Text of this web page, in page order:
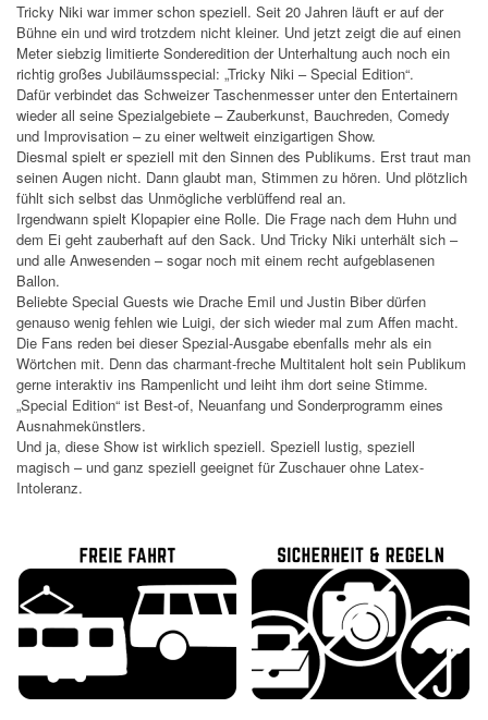
Tricky Niki war immer schon speziell. Seit 20 Jahren läuft er auf der
Bühne ein und wird trotzdem nicht kleiner. Und jetzt zeigt die auf einen
Meter siebzig limitierte Sonderedition der Unterhaltung auch noch ein
richtig großes Jubiläumsspecial: „Tricky Niki – Special Edition“.
Dafür verbindet das Schweizer Taschenmesser unter den Entertainern
wieder all seine Spezialgebiete – Zauberkunst, Bauchreden, Comedy
und Improvisation – zu einer weltweit einzigartigen Show.
Diesmal spielt er speziell mit den Sinnen des Publikums. Erst traut man
seinen Augen nicht. Dann glaubt man, Stimmen zu hören. Und plötzlich
fühlt sich selbst das Unmögliche verblüffend real an.
Irgendwann spielt Klopapier eine Rolle. Die Frage nach dem Huhn und
dem Ei geht zauberhaft auf den Sack. Und Tricky Niki unterhält sich –
und alle Anwesenden – sogar noch mit einem recht aufgeblasenen
Ballon.
Beliebte Special Guests wie Drache Emil und Justin Biber dürfen
genauso wenig fehlen wie Luigi, der sich wieder mal zum Affen macht.
Die Fans reden bei dieser Spezial-Ausgabe ebenfalls mehr als ein
Wörtchen mit. Denn das charmant-freche Multitalent holt sein Publikum
gerne interaktiv ins Rampenlicht und leiht ihm dort seine Stimme.
„Special Edition“ ist Best-of, Neuanfang und Sonderprogramm eines
Ausnahmekünstlers.
Und ja, diese Show ist wirklich speziell. Speziell lustig, speziell
magisch – und ganz speziell geeignet für Zuschauer ohne Latex-
Intoleranz.